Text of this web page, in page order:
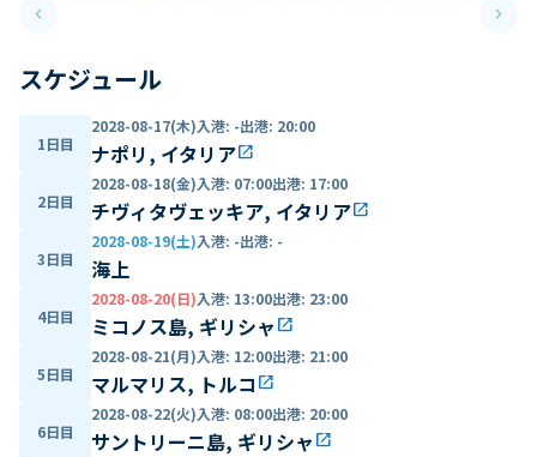
keyboard_arrow_leftPrevious slide keyboard_arrow_right
スケジュール
1日目
2028-08-17(木)入港: -出港: 20:00
ナポリ, イタリアopen_in_new
2日目
2028-08-18(金)入港: 07:00出港: 17:00
チヴィタヴェッキア, イタリアopen_in_new
3日目
2028-08-19(土)入港: -出港: -
海上
4日目
2028-08-20(日)入港: 13:00出港: 23:00
ミコノス島, ギリシャ open_in_new
5日目
2028-08-21(月)入港: 12:00出港: 21:00
マルマリス, トルコ open_in_new
6日目
2028-08-22(火)入港: 08:00出港: 20:00
サントリーニ島, ギリシャ open_in_new